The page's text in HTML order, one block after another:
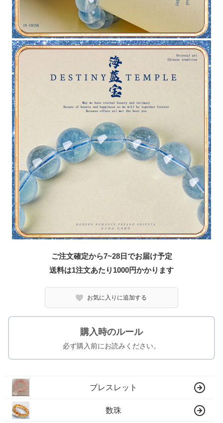
ご注文確定から7~28日でお届け予定
送料は1注文あたり 1000円かかります
お気に入りに追加する
購入時のルール
必ず購入前にお読みください。
ブレスレット
数珠